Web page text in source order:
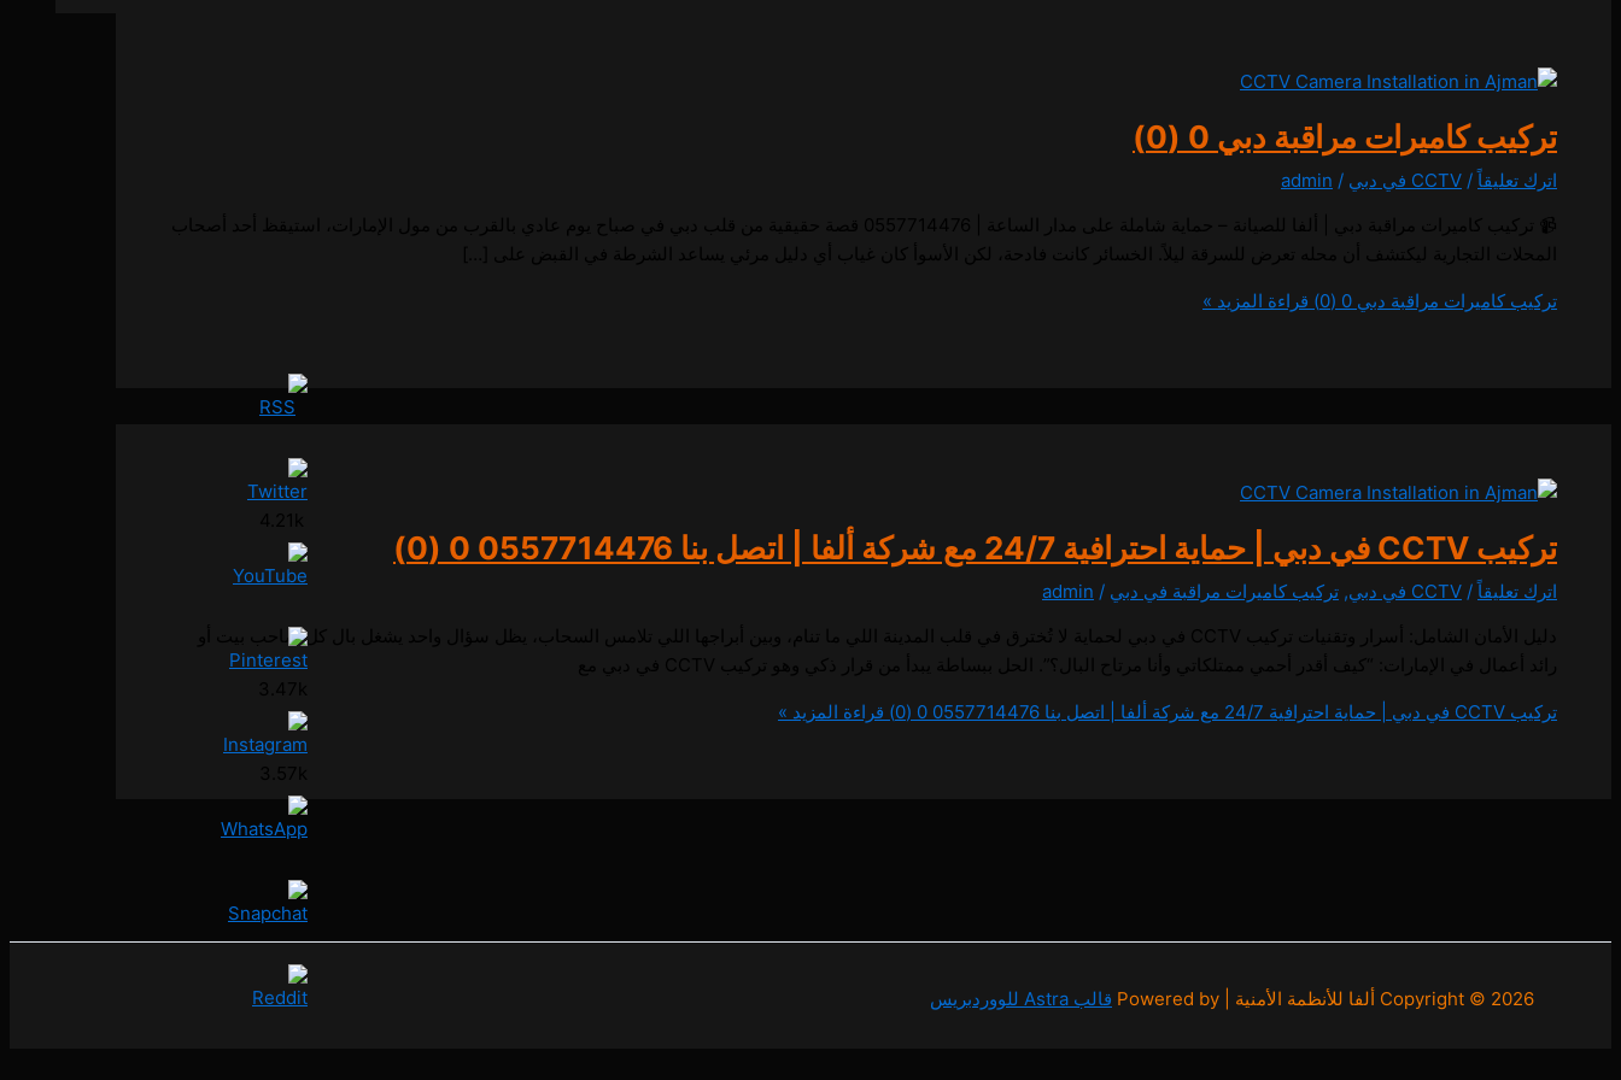
تركيب كاميرات مراقبة دبي 0 (0)
اترك تعليقاً / CCTV في دبي /
admin
تركيب كاميرات مراقبة دبي 0 (0) قراءة المزيد »
تركيب CCTV في دبي | حماية احترافية 24/7 مع شركة ألفا | اتصل بنا 0557714476 0 (0)
اترك تعليقاً / CCTV في دبي , تركيب كاميرات مراقبة في دبي /
admin
دليل الأمان الشامل: أسرار وتقنيات تركيب CCTV في دبي لحماية لا تُخترق في قلب المدينة اللي ما تنام، وبين أبراجها اللي تلامس السحاب، يظل سؤال واحد يشغل بال كل صاحب بيت أو
تركيب CCTV في دبي | حماية احترافية 24/7 مع شركة ألفا | اتصل بنا 0557714476 0 (0) قراءة المزيد »
Copyright © 2026 ألفا للأنظمة الأمنية | Powered by قالب Astra للووردبريس